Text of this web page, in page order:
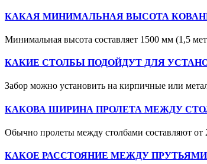
КАКАЯ МИНИМАЛЬНАЯ ВЫСОТА
Минимальная высота составляет 1500 мм (1,5
КАКИЕ СТОЛБЫ ПОДОЙДУТ ДЛЯ
Забор можно установить на кирпичные или
КАКОВА ШИРИНА ПРОЛЕТА МЕЖДУ
Обычно пролеты между столбами составляют от
КАКОЕ РАССТОЯНИЕ МЕЖДУ ПРУТЬЯМИ